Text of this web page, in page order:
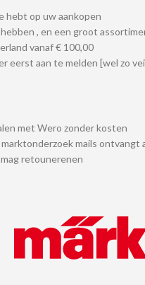
hebt op uw aankopen
, en een groot
vanaf € 100,00
eerst aan te melden [wel zo
met Wero zonder kosten
mails ontvangt
retounerenen